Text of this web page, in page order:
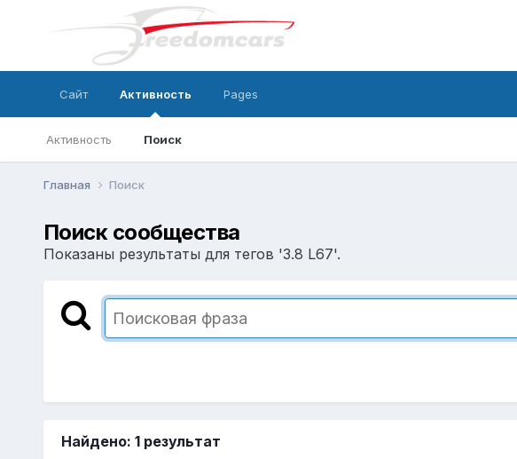
Сайт Активность
Активность Поиск
Pages
Главная Поиск
Поиск сообщества
Показаны результаты для тегов '3.8 L67'.
Найдено: 1 результат